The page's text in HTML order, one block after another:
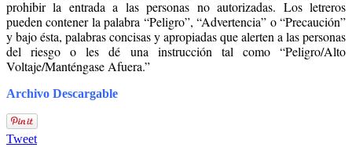
prohibir la entrada a las personas no autorizadas. Los letreros
pueden contener la palabra “Peligro”, “Advertencia” o “Precaución”
y bajo ésta, palabras concisas y apropiadas que alerten a las personas
del riesgo o les dé una instrucción tal como “Peligro/Alto
Voltaje/Manténgase Afuera.”
Archivo Descargable
Tweet